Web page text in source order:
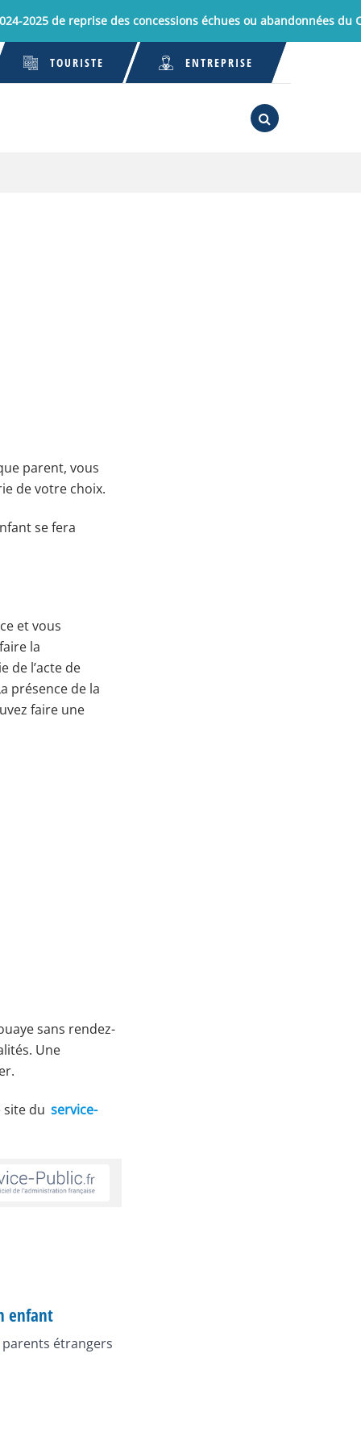
de reprise des concessions échues ou abandonnées du
TOURISTE ENTREPRISE
RECHERCHE
parent, vous
de votre choix.
se fera
et vous
la
de l’acte de
présence de la
faire une
sans rendez-
Une
site du service-
enfant
parents étrangers